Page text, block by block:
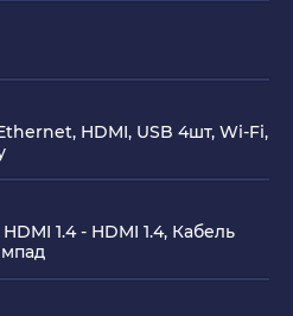
HDMI, USB 4шт, Wi-Fi,
1.4 - HDMI 1.4, Кабель